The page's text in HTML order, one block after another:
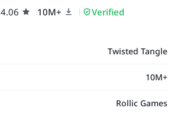
4.06 10M+ Verified
Twisted Tangle
10M+
Rollic Games